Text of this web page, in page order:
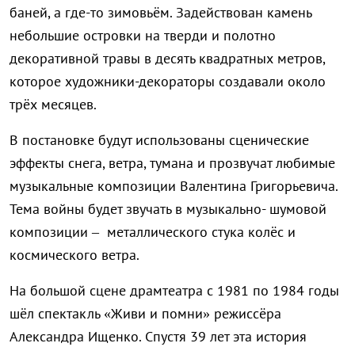
баней, а где-то зимовьём. Задействован камень
небольшие островки на тверди и полотно
декоративной травы в десять квадратных метров,
которое художники-декораторы создавали около
трёх месяцев.
В постановке будут использованы сценические
эффекты снега, ветра, тумана и прозвучат любимые
музыкальные композиции Валентина Григорьевича.
Тема войны будет звучать в музыкально- шумовой
композиции – металлического стука колёс и
космического ветра.
На большой сцене драмтеатра с 1981 по 1984 годы
шёл спектакль «Живи и помни» режиссёра
Александра Ищенко. Спустя 39 лет эта история